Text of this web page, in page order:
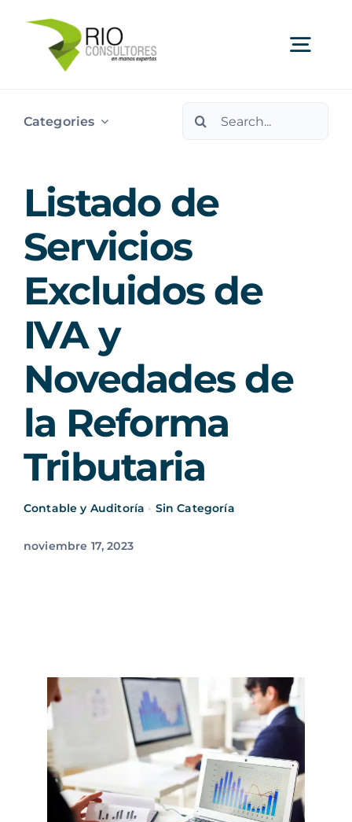
content
Categories
Search
Listado de
Servicios
Excluidos de
IVA y
Novedades de
la Reforma
Tributaria
Contable y Auditoría • Sin Categoría
noviembre 17, 2023